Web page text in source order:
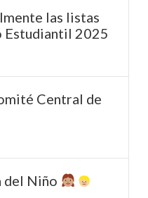
las listas
Estudiantil 2025
Central de
del Niño